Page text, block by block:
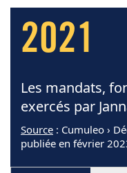
2021
Les mandats,
exercés par
Source : Cumuleo ›
publiée en février